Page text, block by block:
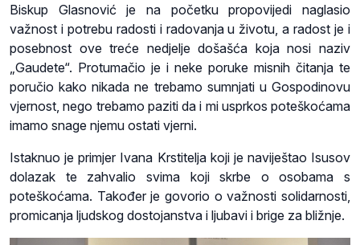
Biskup Glasnović je na početku propovijedi naglasio
važnost i potrebu radosti i radovanja u životu, a radost je i
posebnost ove treće nedjelje došašća koja nosi naziv
„Gaudete“. Protumačio je i neke poruke misnih čitanja te
poručio kako nikada ne trebamo sumnjati u Gospodinovu
vjernost, nego trebamo paziti da i mi usprkos poteškoćama
imamo snage njemu ostati vjerni.
Istaknuo je primjer Ivana Krstitelja koji je naviještao Isusov
dolazak te zahvalio svima koji skrbe o osobama s
poteškoćama. Također je govorio o važnosti solidarnosti,
promicanja ljudskog dostojanstva i ljubavi i brige za bližnje.